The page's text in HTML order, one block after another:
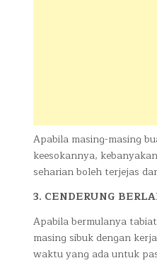
Apabila masing-masing
keesokannya,
seharian boleh terjejas
3. CENDERUNG
Apabila bermulanya
masing sibuk dengan
waktu yang ada untuk